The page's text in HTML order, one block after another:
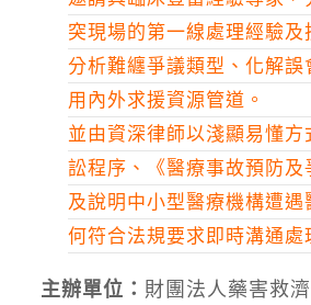
突現場的第一線處理經驗及
分析難纏爭議類型、化解誤
用內外求援資源管道。
並由資深律師以淺顯易懂方
訟程序、《醫療事故預防及
及說明中小型醫療機構遭遇
何符合法規要求即時溝通處
主辦單位： 財團法人藥害救